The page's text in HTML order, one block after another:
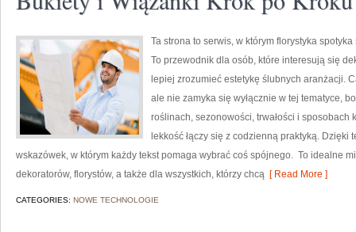
Ta strona to serwis, w którym florystyka
To przewodnik dla osób, które interesują się
lepiej zrozumieć estetykę ślubnych aranżacji.
ale nie zamyka się wyłącznie w tej tematyce,
roślinach, sezonowości, trwałości i
lekkość łączy się z codzienną praktyką.
wskazówek, w którym każdy tekst pomaga wybrać coś spójnego. To idealne
dekoratorów, florystów, a także dla wszystkich, którzy chcą [ Read More ]
CATEGORIES: NOWE TECHNOLOGIE